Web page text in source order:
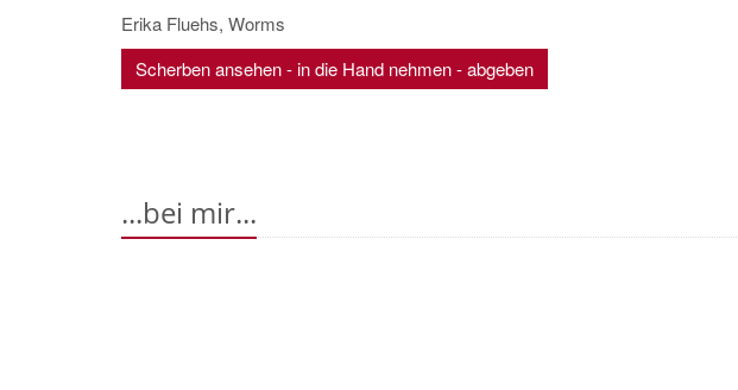
Erika Fluehs, Worms
Scherben ansehen - in die Hand nehmen - abgeben
...bei mir...